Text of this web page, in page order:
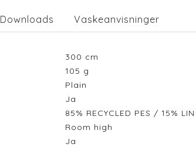
Downloads Vaskeanvisninger
300 cm
105 g
Plain
Ja
85% RECYCLED PES / 15% LIN
Room high
Ja